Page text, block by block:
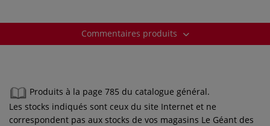
Commentaires produits
Produits à la page 785 du catalogue général.
Les stocks indiqués sont ceux du site Internet et ne
correspondent pas aux stocks de vos magasins Le Géant des